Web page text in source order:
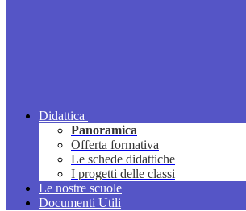
Didattica
Panoramica
Offerta formativa
Le schede didattiche
I progetti delle classi
Le nostre scuole
Documenti Utili